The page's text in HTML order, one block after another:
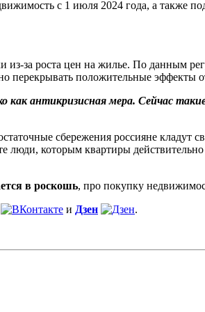
с 1 июля 2024 года, а также
за роста цен на жилье. По данным
перекрывать положительные эффекты
как антикризисная мера. Сейчас
сбережения россияне
люди, которым квартиры
в роскошь, про покупку
и Дзен .